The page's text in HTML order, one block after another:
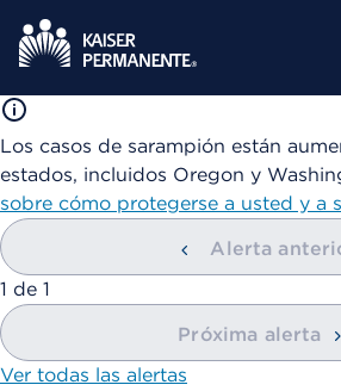
Los casos de sarampión están
estados, incluidos Oregon y
sobre cómo protegerse a usted y a
Alerta
mostrando
1 de 1
Próxima alerta
Ver todas las alertas